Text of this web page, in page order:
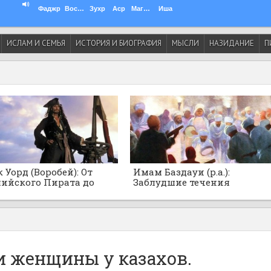
Фаджр Восход Зухр Аср Магриб Иша
ИСЛАМ И СЕМЬЯ ИСТОРИЯ И БИОГРАФИЯ МЫСЛИ НАЗИДАНИЕ
Уорд (Воробей): От
Пирата до
рейса
Имам Баздауи (р.а.):
Заблудшие течения
женщины у казахов.